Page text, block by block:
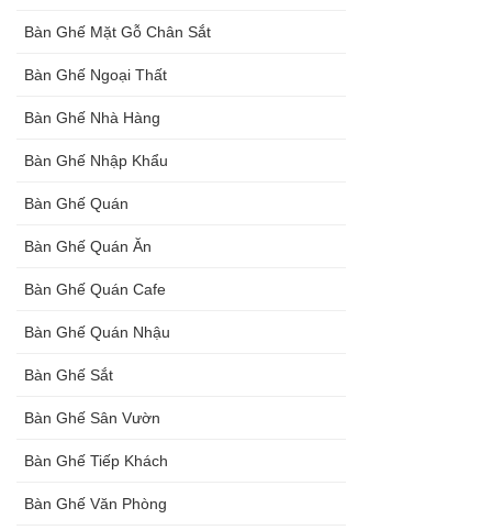
Bàn Ghế Mặt Gỗ Chân Sắt
Bàn Ghế Ngoại Thất
Bàn Ghế Nhà Hàng
Bàn Ghế Nhập Khẩu
Bàn Ghế Quán
Bàn Ghế Quán Ăn
Bàn Ghế Quán Cafe
Bàn Ghế Quán Nhậu
Bàn Ghế Sắt
Bàn Ghế Sân Vườn
Bàn Ghế Tiếp Khách
Bàn Ghế Văn Phòng